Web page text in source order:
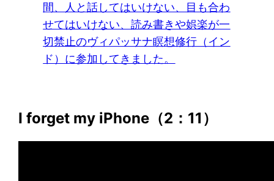
間、人と話してはいけない、目も合わ
せてはいけない、読み書きや娯楽が一
切禁止のヴィパッサナ瞑想修行（イン
ド）に参加してきました。
I forget my iPhone（2：11）